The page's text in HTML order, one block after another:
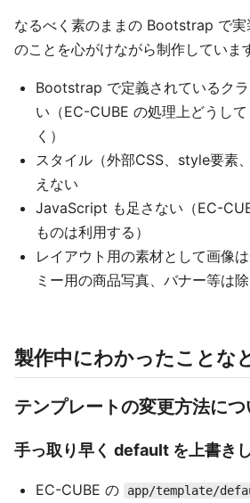
なるべく素のままの Bootstrap で
のことを心がけながら制作していま
Bootstrap で定義されているク
い（EC-CUBE の処理上どうし
く）
スタイル（外部CSS、style要素
えない
JavaScript も足さない（EC-
ものは利用する）
レイアウト用の素材として画像
ミー用の商品写真、バナー等は除
製作中にわかったことな
テンプレートの変更方法につ
手っ取り早く default を上書き
EC-CUBE の app/template/